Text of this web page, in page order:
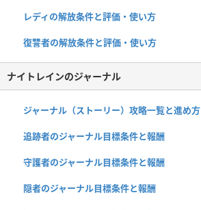
レディの解放条件と評価・使い方
復讐者の解放条件と評価・使い方
ナイトレインのジャーナル
ジャーナル（ストーリー）攻略一覧と進め方
追跡者のジャーナル目標条件と報酬
守護者のジャーナル目標条件と報酬
隠者のジャーナル目標条件と報酬